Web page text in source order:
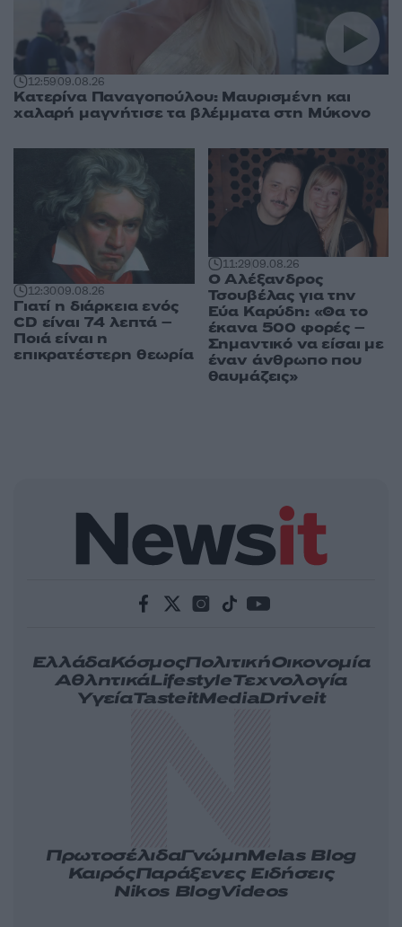
12:5909.08.26
Κατερίνα Παναγοπούλου: Μαυρισμένη και
χαλαρή μαγνήτισε τα βλέμματα στη Μύκονο
12:3009.08.26
Γιατί η διάρκεια ενός
CD είναι 74 λεπτά –
Ποιά είναι η
επικρατέστερη θεωρία
11:2909.08.26
Ο Αλέξανδρος
Τσουβέλας για την
Εύα Καρύδη: «Θα το
έκανα 500 φορές –
Σημαντικό να είσαι με
έναν άνθρωπο που
θαυμάζεις»
ΕλλάδαΚόσμοςΠολιτικήΟικονομία
ΑθλητικάLifestyleΤεχνολογία
ΥγείαTasteitMediaDriveit
ΠρωτοσέλιδαΓνώμηMelas Blog
ΚαιρόςΠαράξενες Ειδήσεις
Nikos BlogVideos